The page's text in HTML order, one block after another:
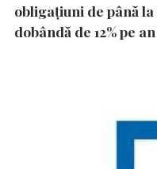
obligațiuni de până
dobândă de 12% pe an